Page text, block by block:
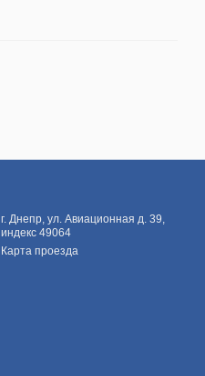
г. Днепр, ул. Авиационная д. 39,
индекс 49064
Карта проезда